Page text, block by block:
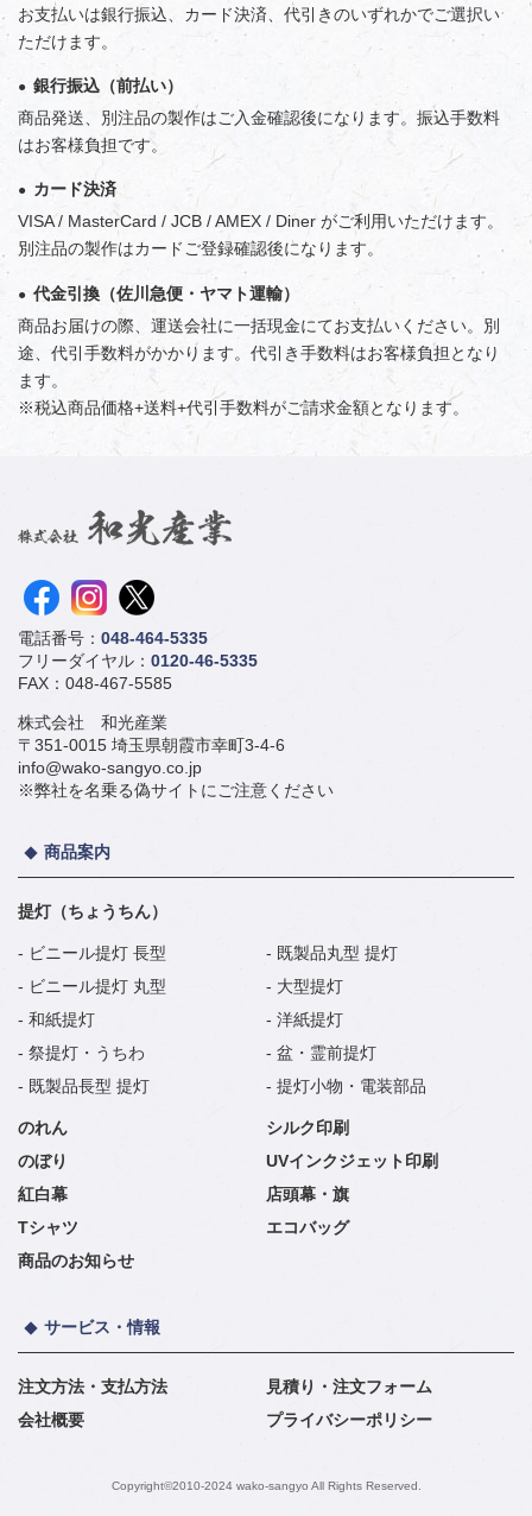
お支払いは銀行振込、カード決済、代引きのいずれかでご選択い
ただけます。
銀行振込（前払い）
商品発送、別注品の製作はご入金確認後になります。振込手数料
はお客様負担です。
カード決済
VISA / MasterCard / JCB / AMEX / Diner がご利用いただけます。
別注品の製作はカードご登録確認後になります。
代金引換（佐川急便・ヤマト運輸）
商品お届けの際、運送会社に一括現金にてお支払いください。別
途、代引手数料がかかります。代引き手数料はお客様負担となり
ます。
※税込商品価格+送料+代引手数料がご請求金額となります。
電話番号： 048-464-5335
フリーダイヤル： 0120-46-5335
FAX：048-467-5585
株式会社 和光産業
〒351-0015 埼玉県朝霞市幸町3-4-6
info@wako-sangyo.co.jp
※弊社を名乗る偽サイトにご注意ください
商品案内
提灯（ちょうちん）
ビニール提灯 長型
既製品丸型 提灯
ビニール提灯 丸型
大型提灯
和紙提灯
洋紙提灯
祭提灯・うちわ
盆・霊前提灯
既製品長型 提灯
提灯小物・電装部品
のれん
シルク印刷
のぼり
UVインクジェット印刷
紅白幕
店頭幕・旗
Tシャツ
エコバッグ
商品のお知らせ
サービス・情報
注文方法・支払方法
見積り・注文フォーム
会社概要
プライバシーポリシー
Copyright©2010-2024 wako-sangyo All Rights Reserved.